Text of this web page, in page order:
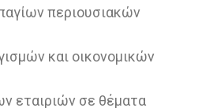
περιουσιακών
και οικονομικών
εταιριών σε θέματα